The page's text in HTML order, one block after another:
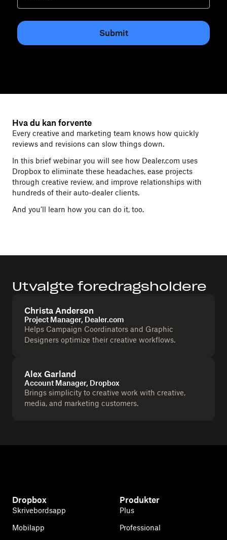
Submit
Hva du kan forvente
Every creative and marketing team knows how quickly
reviews and revisions can slow things down.
In this brief webinar you will see how Dealer.com uses
Dropbox to eliminate these headaches, ease projects
through creative review, and improve relationships with
hundreds of their auto-dealer clients.
And you’ll learn how you can do it, too.
Utvalgte foredragsholdere
Christa Anderson
Project Manager, Dealer.com
Helps Campaign Coordinators and Graphic
Designers optimize their creative workflows.
Alex Garland
Account Manager, Dropbox
Brings simplicity to creative work with creative,
media, and marketing customers.
Dropbox
Skrivebordsapp
Mobilapp
Produkter
Plus
Professional